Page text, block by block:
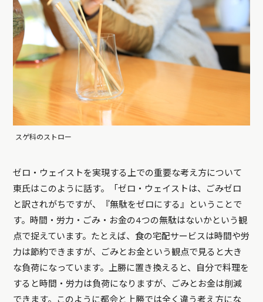
スゲ科のストロー
ゼロ・ウェイストを実現する上での重要な考え方について
東氏はこのように話す。「ゼロ・ウェイストは、ごみゼロ
と訳されがちですが、『無駄をゼロにする』ということで
す。時間・労力・ごみ・お金の4つの無駄はないかという観
点で捉えています。たとえば、食の宅配サービスは時間や労
力は節約できますが、ごみとお金という観点で見ると大き
な負荷になっています。上勝に置き換えると、自分で料理を
すると時間・労力は負荷になりますが、ごみとお金は削減
できます。このように都会と上勝では全く違う考え方にな